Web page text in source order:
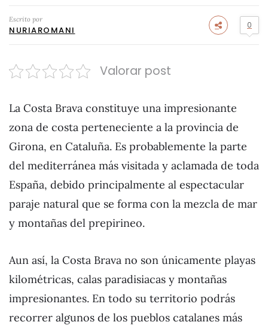
Escrito por
NURIAROMANI 0
Valorar post
La Costa Brava constituye una impresionante
zona de costa perteneciente a la provincia de
Girona, en Cataluña. Es probablemente la parte
del mediterránea más visitada y aclamada de toda
España, debido principalmente al espectacular
paraje natural que se forma con la mezcla de mar
y montañas del prepirineo.
Aun así, la Costa Brava no son únicamente playas
kilométricas, calas paradisiacas y montañas
impresionantes. En todo su territorio podrás
recorrer algunos de los pueblos catalanes más